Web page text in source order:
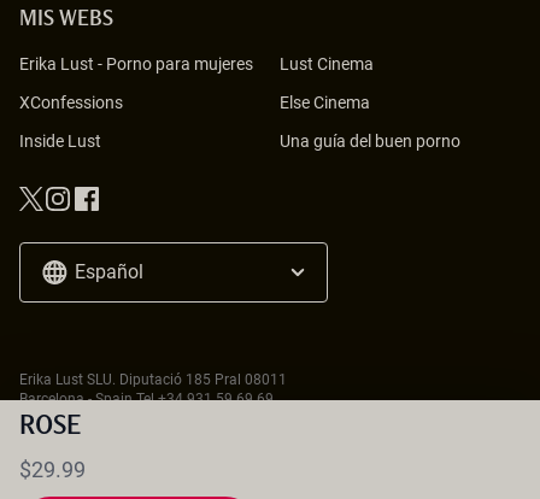
ROSE
$29.99
MIS WEBS
Erika Lust - Porno para mujeres
Lust Cinema
XConfessions
Else Cinema
Inside Lust
Una guía del buen porno
Español
Erika Lust SLU. Diputació 185 Pral 08011
Barcelona - Spain Tel+34 931 59 69 69
18 U.S.C. 2257 Record-Keeping Requirements Compliance Statement